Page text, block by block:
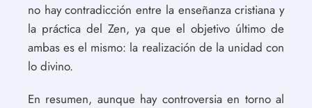
no hay contradicción entre la enseñanza cristiana y
la práctica del Zen, ya que el objetivo último de
ambas es el mismo: la realización de la unidad con
lo divino.
En resumen, aunque hay controversia en torno al